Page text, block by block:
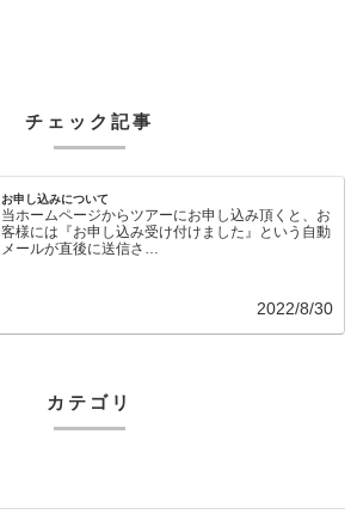
チェック記事
お申し込みについて
当ホームページからツアーにお申し込み頂くと、お
客様には『お申し込み受け付けました』という自動
メールが直後に送信さ…
2022/8/30
カテゴリ